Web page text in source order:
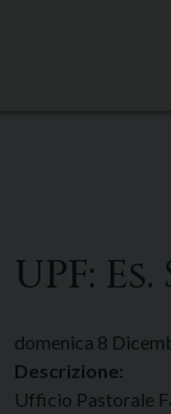
UPF:
domenica 8
Descrizione:
Ufficio Pastorale